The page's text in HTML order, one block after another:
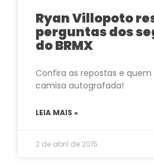
Ryan Villopoto
perguntas dos
do BRMX
Confira as repostas e
camisa autografada!
LEIA MAIS »
2 de abril de 2015